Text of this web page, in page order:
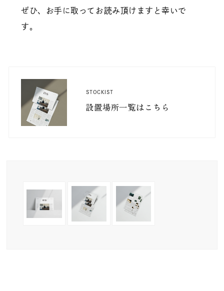
ぜひ、お手に取ってお読み頂けますと幸いで
す。
STOCKIST
設置場所一覧はこちら